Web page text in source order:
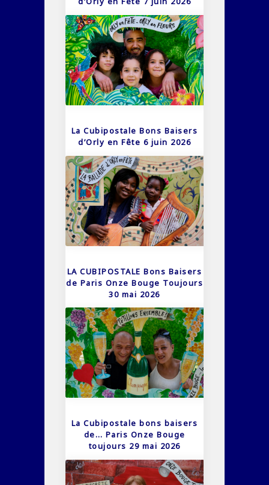
La Cubipostale Bons Baisers
d’Orly en Fête 6 juin 2026
LA CUBIPOSTALE Bons Baisers
de Paris Onze Bouge Toujours
30 mai 2026
La Cubipostale bons baisers
de… Paris Onze Bouge
toujours 29 mai 2026